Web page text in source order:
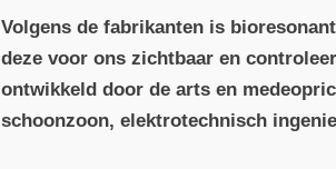
Volgens de fabrikanten is
deze voor ons zichtbaar en
ontwikkeld door de arts en
schoonzoon, elektrotechnisch